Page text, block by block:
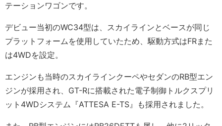
テーションワゴンです。
デビュー当初のWC34型は、スカイラインとベースが同じ
プラットフォームを使用していたため、駆動方式はFRまた
は4WDを設定。
エンジンも当時のスカイラインクーペやセダンのRB型エン
ジンが採用され、GT-Rに搭載された電子制御トルクスプリ
ット4WDシステム『ATTESA E-TS』も採用されました。